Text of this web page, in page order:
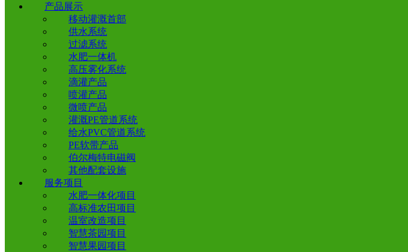
产品展示
移动灌溉首部
供水系统
过滤系统
水肥一体机
高压雾化系统
滴灌产品
喷灌产品
微喷产品
灌溉PE管道系统
给水PVC管道系统
PE软带产品
伯尔梅特电磁阀
其他配套设施
服务项目
水肥一体化项目
高标准农田项目
温室改造项目
智慧茶园项目
智慧果园项目